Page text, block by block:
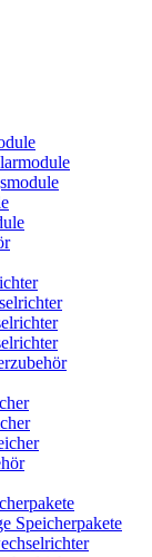
Speicherpakete